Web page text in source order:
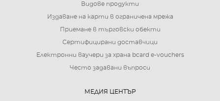
Видове продукти
Издаване на карти в ограничена мрежа
Приемане в търговски обекти
Сертифицирани доставчици
Електронни ваучери за храна bcard e-vouchers
Често задавани въпроси
МЕДИЯ ЦЕНТЪР